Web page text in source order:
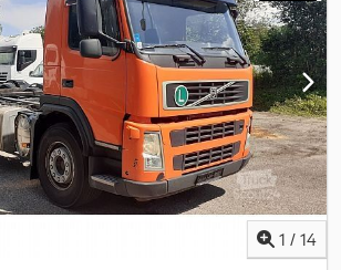
naslovom: »Volvo F 83 S Oldtimer Veteranbil
Lokacija: DE 56410 Montabaur.
1 / 14